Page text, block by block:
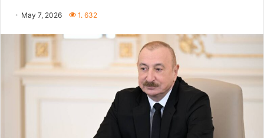
May 7, 2026 1. 632